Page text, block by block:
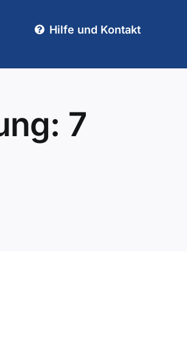
Hilfe und Kontakt
7